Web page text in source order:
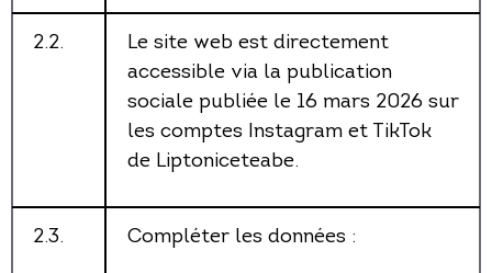
2.2.
Le site web est directement
accessible via la publication
sociale publiée le 16 mars 2026 sur
les comptes Instagram et TikTok
de Liptoniceteabe.
2.3. Compléter les données :